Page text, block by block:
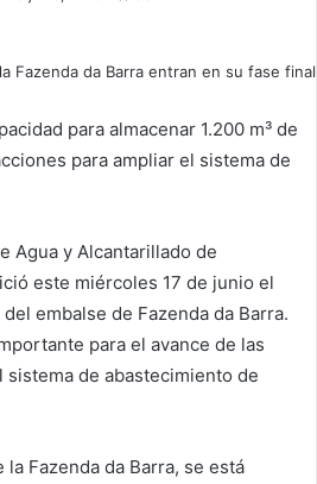
para almacenar 1.200 m³ de
para ampliar el sistema de
Agua y Alcantarillado de
este miércoles 17 de junio el
embalse de Fazenda da Barra.
para el avance de las
de abastecimiento de
Fazenda da Barra, se está